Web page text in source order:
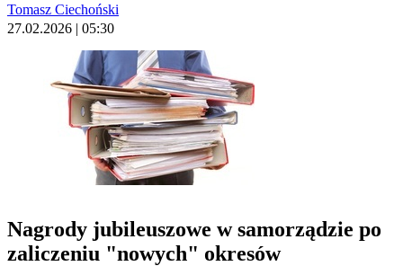
Tomasz Ciechoński
27.02.2026 | 05:30
Nagrody jubileuszowe w samorządzie po
zaliczeniu "nowych" okresów